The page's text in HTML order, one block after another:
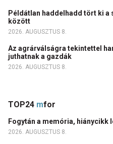
Példátlan haddelhadd tört ki a
között
2026. AUGUSZTUS 8.
Az agrárválságra tekintettel
juthatnak a gazdák
2026. AUGUSZTUS 8.
TOP24 mfor
Fogytán a memória, hiánycikk
2026. AUGUSZTUS 8.